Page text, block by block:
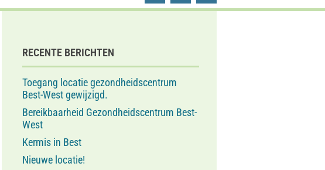
RECENTE BERICHTEN
Toegang locatie gezondheidscentrum
Best-West gewijzigd.
Bereikbaarheid Gezondheidscentrum Best-
West
Kermis in Best
Nieuwe locatie!